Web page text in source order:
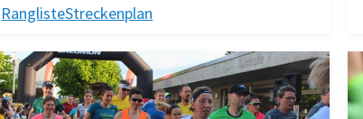
RanglisteStreckenplan